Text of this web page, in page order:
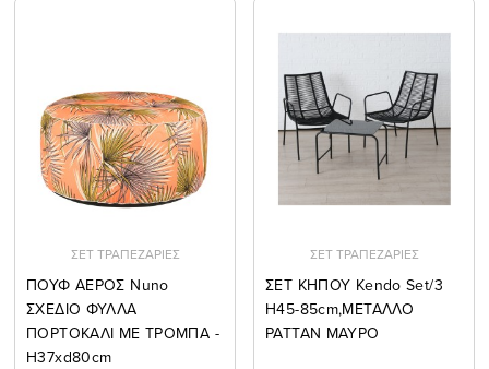
ΣΕΤ ΤΡΑΠΕΖΑΡΙΕΣ
ΠΟΥΦ ΑΕΡΟΣ Nuno
ΣΧΕΔΙΟ ΦΥΛΛΑ
ΠΟΡΤΟΚΑΛΙ ΜΕ ΤΡΟΜΠΑ -
H37xd80cm
ΣΕΤ ΤΡΑΠΕΖΑΡΙΕΣ
ΣΕΤ ΚΗΠΟΥ Kendo Set/3
H45-85cm,ΜΕΤΑΛΛΟ
ΡΑΤΤΑΝ ΜΑΥΡΟ